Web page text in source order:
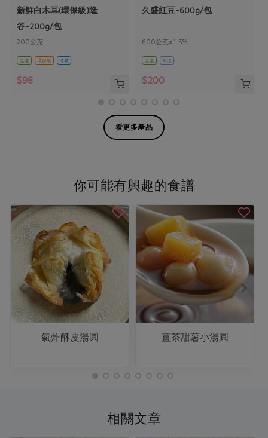
新鮮白木耳(環保級)隆
谷-200g/包
200公克
全素 環保級 冷藏
$98
久盛紅豆-600g/包
600公克±1.5%
全素 常溫
$200
看更多產品
你可能有興趣的食譜
氣炸酥皮湯圓 薑茶甜薯小湯圓
相關文章